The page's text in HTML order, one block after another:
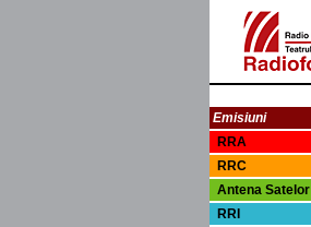
Emisiuni
RRA
RRC
Antena Satelor
RRI